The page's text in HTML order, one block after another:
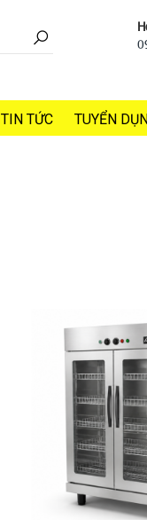
TIN TỨC TUYỂN